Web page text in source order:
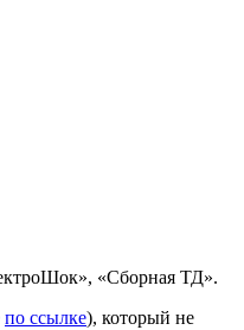
«Сборная ТД».
по ссылке), который не